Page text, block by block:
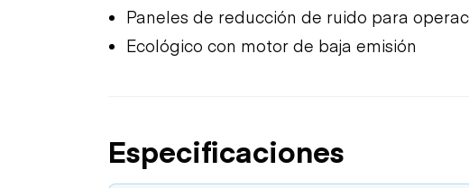
Paneles de reducción de ruido para
Ecológico con motor de baja emisión
Especificaciones